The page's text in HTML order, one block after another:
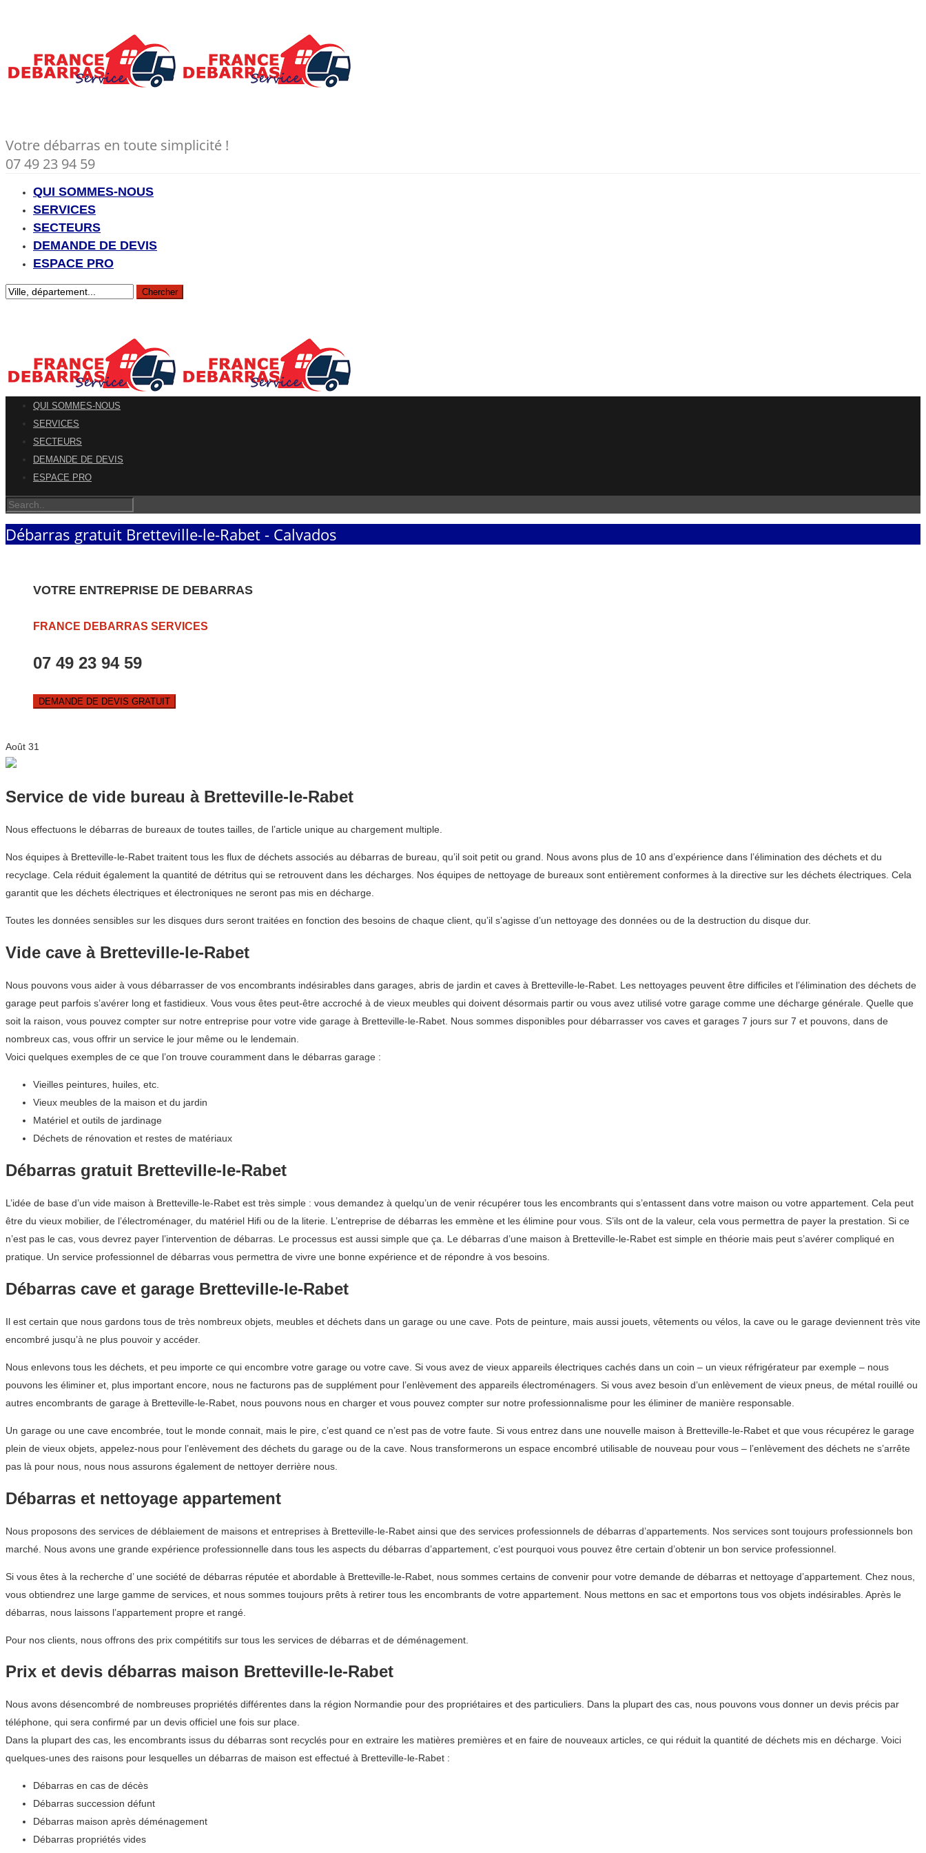
Votre débarras en toute simplicité !
07 49 23 94 59
QUI SOMMES-NOUS
SERVICES
SECTEURS
DEMANDE DE DEVIS
ESPACE PRO
QUI SOMMES-NOUS
SERVICES
SECTEURS
DEMANDE DE DEVIS
ESPACE PRO
Débarras gratuit Bretteville-le-Rabet - Calvados
VOTRE ENTREPRISE DE DEBARRAS
FRANCE DEBARRAS SERVICES
07 49 23 94 59
DEMANDE DE DEVIS GRATUIT
Août 31
Service de vide bureau à Bretteville-le-Rabet
Nous effectuons le débarras de bureaux de toutes tailles, de l’article unique au chargement multiple.
Nos équipes à Bretteville-le-Rabet traitent tous les flux de déchets associés au débarras de bureau, qu’il soit petit ou grand. Nous avons plus de 10 ans d’expérience dans l’élimination des déchets et du
recyclage. Cela réduit également la quantité de détritus qui se retrouvent dans les décharges. Nos équipes de nettoyage de bureaux sont entièrement conformes à la directive sur les déchets électriques. Cela
garantit que les déchets électriques et électroniques ne seront pas mis en décharge.
Toutes les données sensibles sur les disques durs seront traitées en fonction des besoins de chaque client, qu’il s’agisse d’un nettoyage des données ou de la destruction du disque dur.
Vide cave à Bretteville-le-Rabet
Nous pouvons vous aider à vous débarrasser de vos encombrants indésirables dans garages, abris de jardin et caves à Bretteville-le-Rabet. Les nettoyages peuvent être difficiles et l’élimination des déchets de
garage peut parfois s’avérer long et fastidieux. Vous vous êtes peut-être accroché à de vieux meubles qui doivent désormais partir ou vous avez utilisé votre garage comme une décharge générale. Quelle que
soit la raison, vous pouvez compter sur notre entreprise pour votre vide garage à Bretteville-le-Rabet. Nous sommes disponibles pour débarrasser vos caves et garages 7 jours sur 7 et pouvons, dans de
nombreux cas, vous offrir un service le jour même ou le lendemain.
Voici quelques exemples de ce que l’on trouve couramment dans le débarras garage :
Vieilles peintures, huiles, etc.
Vieux meubles de la maison et du jardin
Matériel et outils de jardinage
Déchets de rénovation et restes de matériaux
Débarras gratuit Bretteville-le-Rabet
L’idée de base d’un vide maison à Bretteville-le-Rabet est très simple : vous demandez à quelqu’un de venir récupérer tous les encombrants qui s’entassent dans votre maison ou votre appartement. Cela peut
être du vieux mobilier, de l’électroménager, du matériel Hifi ou de la literie. L’entreprise de débarras les emmène et les élimine pour vous. S’ils ont de la valeur, cela vous permettra de payer la prestation. Si ce
n’est pas le cas, vous devrez payer l’intervention de débarras. Le processus est aussi simple que ça. Le débarras d’une maison à Bretteville-le-Rabet est simple en théorie mais peut s’avérer compliqué en
pratique. Un service professionnel de débarras vous permettra de vivre une bonne expérience et de répondre à vos besoins.
Débarras cave et garage Bretteville-le-Rabet
Il est certain que nous gardons tous de très nombreux objets, meubles et déchets dans un garage ou une cave. Pots de peinture, mais aussi jouets, vêtements ou vélos, la cave ou le garage deviennent très vite
encombré jusqu’à ne plus pouvoir y accéder.
Nous enlevons tous les déchets, et peu importe ce qui encombre votre garage ou votre cave. Si vous avez de vieux appareils électriques cachés dans un coin – un vieux réfrigérateur par exemple – nous
pouvons les éliminer et, plus important encore, nous ne facturons pas de supplément pour l’enlèvement des appareils électroménagers. Si vous avez besoin d’un enlèvement de vieux pneus, de métal rouillé ou
autres encombrants de garage à Bretteville-le-Rabet, nous pouvons nous en charger et vous pouvez compter sur notre professionnalisme pour les éliminer de manière responsable.
Un garage ou une cave encombrée, tout le monde connait, mais le pire, c’est quand ce n’est pas de votre faute. Si vous entrez dans une nouvelle maison à Bretteville-le-Rabet et que vous récupérez le garage
plein de vieux objets, appelez-nous pour l’enlèvement des déchets du garage ou de la cave. Nous transformerons un espace encombré utilisable de nouveau pour vous – l’enlèvement des déchets ne s’arrête
pas là pour nous, nous nous assurons également de nettoyer derrière nous.
Débarras et nettoyage appartement
Nous proposons des services de déblaiement de maisons et entreprises à Bretteville-le-Rabet ainsi que des services professionnels de débarras d’appartements. Nos services sont toujours professionnels bon
marché. Nous avons une grande expérience professionnelle dans tous les aspects du débarras d’appartement, c’est pourquoi vous pouvez être certain d’obtenir un bon service professionnel.
Si vous êtes à la recherche d’ une société de débarras réputée et abordable à Bretteville-le-Rabet, nous sommes certains de convenir pour votre demande de débarras et nettoyage d’appartement. Chez nous,
vous obtiendrez une large gamme de services, et nous sommes toujours prêts à retirer tous les encombrants de votre appartement. Nous mettons en sac et emportons tous vos objets indésirables. Après le
débarras, nous laissons l’appartement propre et rangé.
Pour nos clients, nous offrons des prix compétitifs sur tous les services de débarras et de déménagement.
Prix et devis débarras maison Bretteville-le-Rabet
Nous avons désencombré de nombreuses propriétés différentes dans la région Normandie pour des propriétaires et des particuliers. Dans la plupart des cas, nous pouvons vous donner un devis précis par
téléphone, qui sera confirmé par un devis officiel une fois sur place.
Dans la plupart des cas, les encombrants issus du débarras sont recyclés pour en extraire les matières premières et en faire de nouveaux articles, ce qui réduit la quantité de déchets mis en décharge. Voici
quelques-unes des raisons pour lesquelles un débarras de maison est effectué à Bretteville-le-Rabet :
Débarras en cas de décès
Débarras succession défunt
Débarras maison après déménagement
Débarras propriétés vides